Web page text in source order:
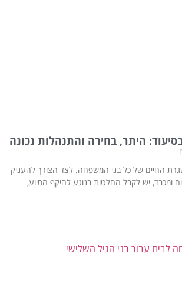
היתר, בחירה והתנהלות נכונה
החיים של כל בני המשפחה. לצד הצורך להעניק
ומכבד, יש לקבל החלטות בנוגע להיקף הסיוע,